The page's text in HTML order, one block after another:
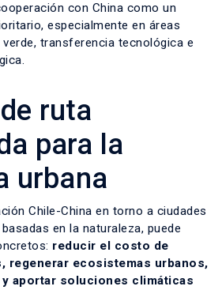
con China como un
especialmente en áreas
transferencia tecnológica e
ruta
para la
urbana
Chile-China en torno a ciudades
en la naturaleza, puede
reducir el costo de
regenerar ecosistemas urbanos,
aportar soluciones climáticas